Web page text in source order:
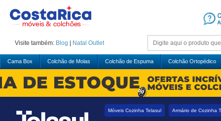
Visite também: Blog Natal Outlet
Cama Box Colchão de Molas Colchão de Espuma Colchão Ortopédico
Móveis Cozinha Telasul Armário de Cozinha